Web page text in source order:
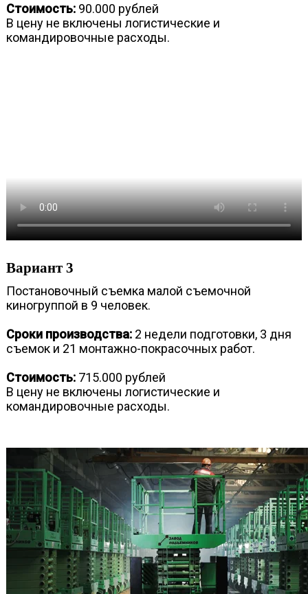
Стоимость: 90.000 рублей
В цену не включены логистические и
командировочные расходы.
Вариант 3
Постановочный съемка малой съемочной
киногруппой в 9 человек.
Сроки производства: 2 недели подготовки, 3 дня
съемок и 21 монтажно-покрасочных работ.
Стоимость: 715.000 рублей
В цену не включены логистические и
командировочные расходы.